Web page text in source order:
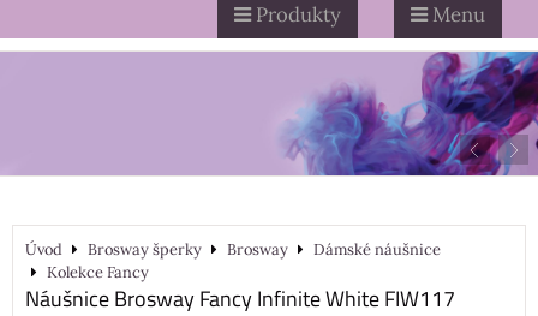
Produkty Menu
Úvod Brosway šperky Brosway
Dámské náušnice
Kolekce Fancy
Náušnice Brosway Fancy Infinite White FIW117